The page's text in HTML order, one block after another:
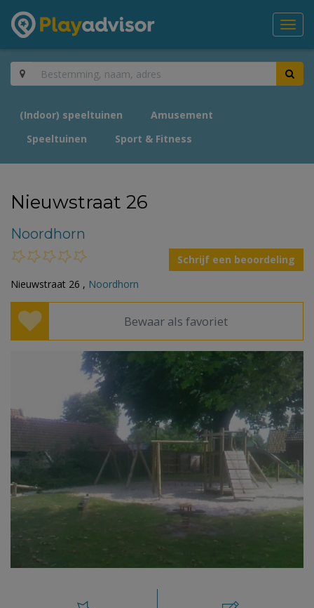
(Indoor) speeltuinen
Amusement
Speeltuinen
Sport & Fitness
Nieuwstraat 26
Noordhorn
Schrijf een beoordeling
Nieuwstraat 26 , Noordhorn
Bewaar als favoriet